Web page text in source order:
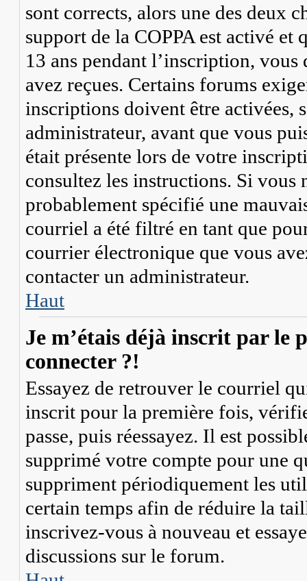
sont corrects, alors une des deux
support de la COPPA est activé et
13 ans pendant l’inscription,
avez reçues. Certains forums
inscriptions doivent être activées,
administrateur, avant que vous
était présente lors de votre
consultez les instructions. Si vous
probablement spécifié une
courriel a été filtré en tant que
courrier électronique que vous
contacter un administrateur.
Haut
Je m’étais déjà inscrit par le
connecter ?!
Essayez de retrouver le courriel
inscrit pour la première fois,
passe, puis réessayez. Il est
supprimé votre compte pour une
suppriment périodiquement les
certain temps afin de réduire la
inscrivez-vous à nouveau et
discussions sur le forum.